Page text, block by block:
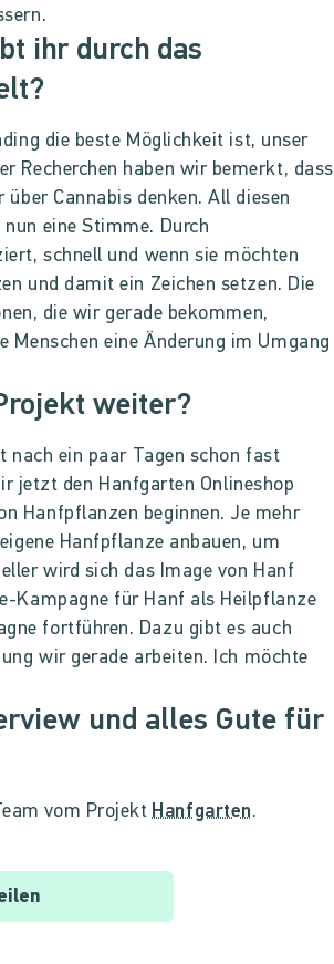
ihr durch das
die beste Möglichkeit ist, unser
Recherchen haben wir bemerkt, dass
Cannabis denken. All diesen
eine Stimme. Durch
schnell und wenn sie möchten
und damit ein Zeichen setzen. Die
die wir gerade bekommen,
Menschen eine Änderung im Umgang
weiter?
nach ein paar Tagen schon fast
jetzt den Hanfgarten Onlineshop
Hanfpflanzen beginnen. Je mehr
Hanfpflanze anbauen, um
wird sich das Image von Hanf
Kampagne für Hanf als Heilpflanze
fortführen. Dazu gibt es auch
wir gerade arbeiten. Ich möchte
und alles Gute für
vom ProjektHanfgarten.